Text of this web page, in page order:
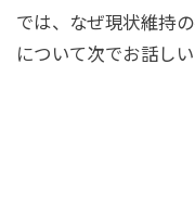
では、なぜ現状維持
について次でお話しい